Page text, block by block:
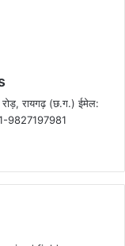
रोड़, रायगढ़ (छ.ग.) ईमेल:
9827197981